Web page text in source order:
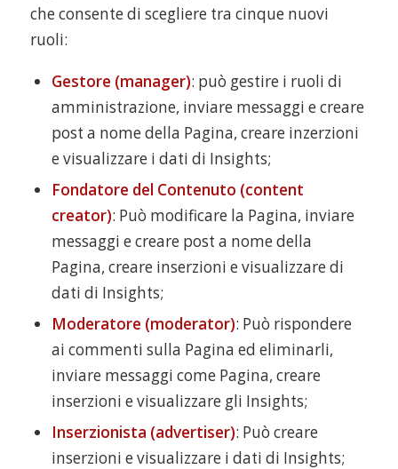
che consente di scegliere tra cinque nuovi
ruoli:
Gestore (manager): può gestire i ruoli di
amministrazione, inviare messaggi e creare
post a nome della Pagina, creare inzerzioni
e visualizzare i dati di Insights;
Fondatore del Contenuto (content
creator): Può modificare la Pagina, inviare
messaggi e creare post a nome della
Pagina, creare inserzioni e visualizzare di
dati di Insights;
Moderatore (moderator): Può rispondere
ai commenti sulla Pagina ed eliminarli,
inviare messaggi come Pagina, creare
inserzioni e visualizzare gli Insights;
Inserzionista (advertiser): Può creare
inserzioni e visualizzare i dati di Insights;